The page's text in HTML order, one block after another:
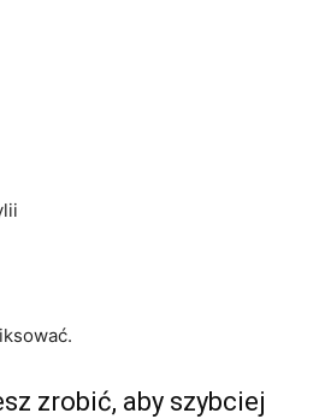
zrobić, aby szybciej